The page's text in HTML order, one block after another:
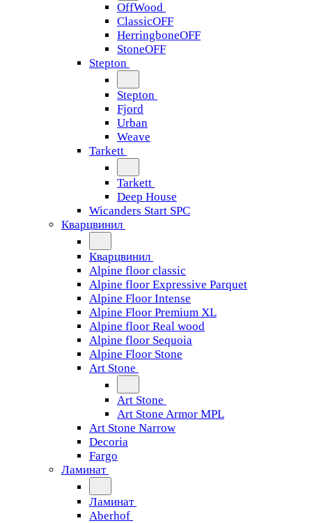
OffWood
ClassicOFF
HerringboneOFF
StoneOFF
Stepton
Stepton
Fjord
Urban
Weave
Tarkett
Tarkett
Deep House
Wicanders Start SPC
Кварцвинил
Кварцвинил
Alpine floor classic
Alpine floor Expressive Parquet
Alpine Floor Intense
Alpine Floor Premium XL
Alpine floor Real wood
Alpine floor Sequoia
Alpine Floor Stone
Art Stone
Art Stone
Art Stone Armor MPL
Art Stone Narrow
Decoria
Fargo
Ламинат
Ламинат
Aberhof